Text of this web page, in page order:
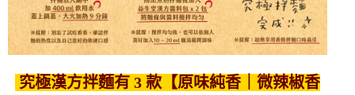
究極漢方拌麵有 3 款【原味純香｜微辣椒香